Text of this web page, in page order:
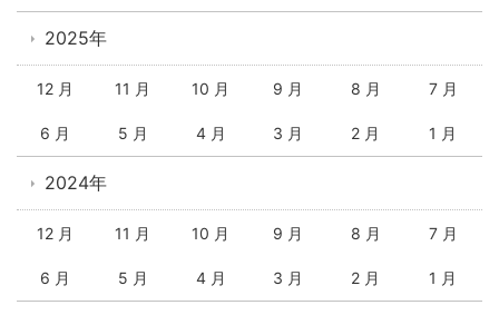
2025年
12 月 11 月 10 月 9 月 8 月 7 月
6 月 5 月 4 月 3 月 2 月 1 月
2024年
12 月 11 月 10 月 9 月 8 月 7 月
6 月 5 月 4 月 3 月 2 月 1 月